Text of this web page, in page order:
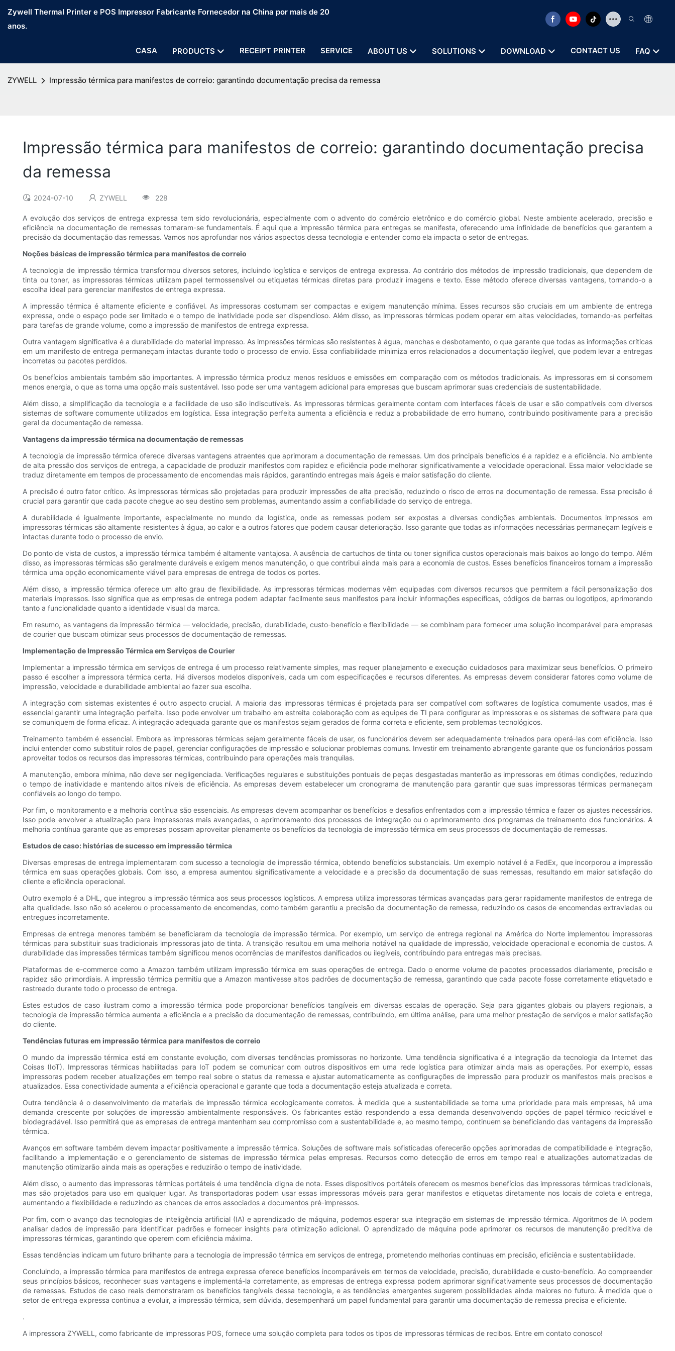
Zywell Thermal Printer e POS Impressor Fabricante Fornecedor na China por mais de 20
anos.
CASA PRODUCTS RECEIPT PRINTER SERVICE ABOUT US SOLUTIONS DOWNLOAD CONTACT US FAQ
ZYWELL Impressão térmica para manifestos de correio: garantindo documentação precisa da remessa
Impressão térmica para manifestos de correio: garantindo documentação precisa
da remessa
2024-07-10 ZYWELL 228
A evolução dos serviços de entrega expressa tem sido revolucionária, especialmente com o advento do comércio eletrônico e do comércio global. Neste ambiente acelerado, precisão e
eficiência na documentação de remessas tornaram-se fundamentais. É aqui que a impressão térmica para entregas se manifesta, oferecendo uma infinidade de benefícios que garantem a
precisão da documentação das remessas. Vamos nos aprofundar nos vários aspectos dessa tecnologia e entender como ela impacta o setor de entregas.
Noções básicas de impressão térmica para manifestos de correio
A tecnologia de impressão térmica transformou diversos setores, incluindo logística e serviços de entrega expressa. Ao contrário dos métodos de impressão tradicionais, que dependem de
tinta ou toner, as impressoras térmicas utilizam papel termossensível ou etiquetas térmicas diretas para produzir imagens e texto. Esse método oferece diversas vantagens, tornando-o a
escolha ideal para gerenciar manifestos de entrega expressa.
A impressão térmica é altamente eficiente e confiável. As impressoras costumam ser compactas e exigem manutenção mínima. Esses recursos são cruciais em um ambiente de entrega
expressa, onde o espaço pode ser limitado e o tempo de inatividade pode ser dispendioso. Além disso, as impressoras térmicas podem operar em altas velocidades, tornando-as perfeitas
para tarefas de grande volume, como a impressão de manifestos de entrega expressa.
Outra vantagem significativa é a durabilidade do material impresso. As impressões térmicas são resistentes à água, manchas e desbotamento, o que garante que todas as informações críticas
em um manifesto de entrega permaneçam intactas durante todo o processo de envio. Essa confiabilidade minimiza erros relacionados a documentação ilegível, que podem levar a entregas
incorretas ou pacotes perdidos.
Os benefícios ambientais também são importantes. A impressão térmica produz menos resíduos e emissões em comparação com os métodos tradicionais. As impressoras em si consomem
menos energia, o que as torna uma opção mais sustentável. Isso pode ser uma vantagem adicional para empresas que buscam aprimorar suas credenciais de sustentabilidade.
Além disso, a simplificação da tecnologia e a facilidade de uso são indiscutíveis. As impressoras térmicas geralmente contam com interfaces fáceis de usar e são compatíveis com diversos
sistemas de software comumente utilizados em logística. Essa integração perfeita aumenta a eficiência e reduz a probabilidade de erro humano, contribuindo positivamente para a precisão
geral da documentação de remessa.
Vantagens da impressão térmica na documentação de remessas
A tecnologia de impressão térmica oferece diversas vantagens atraentes que aprimoram a documentação de remessas. Um dos principais benefícios é a rapidez e a eficiência. No ambiente
de alta pressão dos serviços de entrega, a capacidade de produzir manifestos com rapidez e eficiência pode melhorar significativamente a velocidade operacional. Essa maior velocidade se
traduz diretamente em tempos de processamento de encomendas mais rápidos, garantindo entregas mais ágeis e maior satisfação do cliente.
A precisão é outro fator crítico. As impressoras térmicas são projetadas para produzir impressões de alta precisão, reduzindo o risco de erros na documentação de remessa. Essa precisão é
crucial para garantir que cada pacote chegue ao seu destino sem problemas, aumentando assim a confiabilidade do serviço de entrega.
A durabilidade é igualmente importante, especialmente no mundo da logística, onde as remessas podem ser expostas a diversas condições ambientais. Documentos impressos em
impressoras térmicas são altamente resistentes à água, ao calor e a outros fatores que podem causar deterioração. Isso garante que todas as informações necessárias permaneçam legíveis e
intactas durante todo o processo de envio.
Do ponto de vista de custos, a impressão térmica também é altamente vantajosa. A ausência de cartuchos de tinta ou toner significa custos operacionais mais baixos ao longo do tempo. Além
disso, as impressoras térmicas são geralmente duráveis ​​e exigem menos manutenção, o que contribui ainda mais para a economia de custos. Esses benefícios financeiros tornam a impressão
térmica uma opção economicamente viável para empresas de entrega de todos os portes.
Além disso, a impressão térmica oferece um alto grau de flexibilidade. As impressoras térmicas modernas vêm equipadas com diversos recursos que permitem a fácil personalização dos
materiais impressos. Isso significa que as empresas de entrega podem adaptar facilmente seus manifestos para incluir informações específicas, códigos de barras ou logotipos, aprimorando
tanto a funcionalidade quanto a identidade visual da marca.
Em resumo, as vantagens da impressão térmica — velocidade, precisão, durabilidade, custo-benefício e flexibilidade — se combinam para fornecer uma solução incomparável para empresas
de courier que buscam otimizar seus processos de documentação de remessas.
Implementação de Impressão Térmica em Serviços de Courier
Implementar a impressão térmica em serviços de entrega é um processo relativamente simples, mas requer planejamento e execução cuidadosos para maximizar seus benefícios. O primeiro
passo é escolher a impressora térmica certa. Há diversos modelos disponíveis, cada um com especificações e recursos diferentes. As empresas devem considerar fatores como volume de
impressão, velocidade e durabilidade ambiental ao fazer sua escolha.
A integração com sistemas existentes é outro aspecto crucial. A maioria das impressoras térmicas é projetada para ser compatível com softwares de logística comumente usados, mas é
essencial garantir uma integração perfeita. Isso pode envolver um trabalho em estreita colaboração com as equipes de TI para configurar as impressoras e os sistemas de software para que
se comuniquem de forma eficaz. A integração adequada garante que os manifestos sejam gerados de forma correta e eficiente, sem problemas tecnológicos.
Treinamento também é essencial. Embora as impressoras térmicas sejam geralmente fáceis de usar, os funcionários devem ser adequadamente treinados para operá-las com eficiência. Isso
inclui entender como substituir rolos de papel, gerenciar configurações de impressão e solucionar problemas comuns. Investir em treinamento abrangente garante que os funcionários possam
aproveitar todos os recursos das impressoras térmicas, contribuindo para operações mais tranquilas.
A manutenção, embora mínima, não deve ser negligenciada. Verificações regulares e substituições pontuais de peças desgastadas manterão as impressoras em ótimas condições, reduzindo
o tempo de inatividade e mantendo altos níveis de eficiência. As empresas devem estabelecer um cronograma de manutenção para garantir que suas impressoras térmicas permaneçam
confiáveis ​​ao longo do tempo.
Por fim, o monitoramento e a melhoria contínua são essenciais. As empresas devem acompanhar os benefícios e desafios enfrentados com a impressão térmica e fazer os ajustes necessários.
Isso pode envolver a atualização para impressoras mais avançadas, o aprimoramento dos processos de integração ou o aprimoramento dos programas de treinamento dos funcionários. A
melhoria contínua garante que as empresas possam aproveitar plenamente os benefícios da tecnologia de impressão térmica em seus processos de documentação de remessas.
Estudos de caso: histórias de sucesso em impressão térmica
Diversas empresas de entrega implementaram com sucesso a tecnologia de impressão térmica, obtendo benefícios substanciais. Um exemplo notável é a FedEx, que incorporou a impressão
térmica em suas operações globais. Com isso, a empresa aumentou significativamente a velocidade e a precisão da documentação de suas remessas, resultando em maior satisfação do
cliente e eficiência operacional.
Outro exemplo é a DHL, que integrou a impressão térmica aos seus processos logísticos. A empresa utiliza impressoras térmicas avançadas para gerar rapidamente manifestos de entrega de
alta qualidade. Isso não só acelerou o processamento de encomendas, como também garantiu a precisão da documentação de remessa, reduzindo os casos de encomendas extraviadas ou
entregues incorretamente.
Empresas de entrega menores também se beneficiaram da tecnologia de impressão térmica. Por exemplo, um serviço de entrega regional na América do Norte implementou impressoras
térmicas para substituir suas tradicionais impressoras jato de tinta. A transição resultou em uma melhoria notável na qualidade de impressão, velocidade operacional e economia de custos. A
durabilidade das impressões térmicas também significou menos ocorrências de manifestos danificados ou ilegíveis, contribuindo para entregas mais precisas.
Plataformas de e-commerce como a Amazon também utilizam impressão térmica em suas operações de entrega. Dado o enorme volume de pacotes processados ​​diariamente, precisão e
rapidez são primordiais. A impressão térmica permitiu que a Amazon mantivesse altos padrões de documentação de remessa, garantindo que cada pacote fosse corretamente etiquetado e
rastreado durante todo o processo de entrega.
Estes estudos de caso ilustram como a impressão térmica pode proporcionar benefícios tangíveis em diversas escalas de operação. Seja para gigantes globais ou players regionais, a
tecnologia de impressão térmica aumenta a eficiência e a precisão da documentação de remessas, contribuindo, em última análise, para uma melhor prestação de serviços e maior satisfação
do cliente.
Tendências futuras em impressão térmica para manifestos de correio
O mundo da impressão térmica está em constante evolução, com diversas tendências promissoras no horizonte. Uma tendência significativa é a integração da tecnologia da Internet das
Coisas (IoT). Impressoras térmicas habilitadas para IoT podem se comunicar com outros dispositivos em uma rede logística para otimizar ainda mais as operações. Por exemplo, essas
impressoras podem receber atualizações em tempo real sobre o status da remessa e ajustar automaticamente as configurações de impressão para produzir os manifestos mais precisos e
atualizados. Essa conectividade aumenta a eficiência operacional e garante que toda a documentação esteja atualizada e correta.
Outra tendência é o desenvolvimento de materiais de impressão térmica ecologicamente corretos. À medida que a sustentabilidade se torna uma prioridade para mais empresas, há uma
demanda crescente por soluções de impressão ambientalmente responsáveis. Os fabricantes estão respondendo a essa demanda desenvolvendo opções de papel térmico reciclável e
biodegradável. Isso permitirá que as empresas de entrega mantenham seu compromisso com a sustentabilidade e, ao mesmo tempo, continuem se beneficiando das vantagens da impressão
térmica.
Avanços em software também devem impactar positivamente a impressão térmica. Soluções de software mais sofisticadas oferecerão opções aprimoradas de compatibilidade e integração,
facilitando a implementação e o gerenciamento de sistemas de impressão térmica pelas empresas. Recursos como detecção de erros em tempo real e atualizações automatizadas de
manutenção otimizarão ainda mais as operações e reduzirão o tempo de inatividade.
Além disso, o aumento das impressoras térmicas portáteis é uma tendência digna de nota. Esses dispositivos portáteis oferecem os mesmos benefícios das impressoras térmicas tradicionais,
mas são projetados para uso em qualquer lugar. As transportadoras podem usar essas impressoras móveis para gerar manifestos e etiquetas diretamente nos locais de coleta e entrega,
aumentando a flexibilidade e reduzindo as chances de erros associados a documentos pré-impressos.
Por fim, com o avanço das tecnologias de inteligência artificial (IA) e aprendizado de máquina, podemos esperar sua integração em sistemas de impressão térmica. Algoritmos de IA podem
analisar dados de impressão para identificar padrões e fornecer insights para otimização adicional. O aprendizado de máquina pode aprimorar os recursos de manutenção preditiva de
impressoras térmicas, garantindo que operem com eficiência máxima.
Essas tendências indicam um futuro brilhante para a tecnologia de impressão térmica em serviços de entrega, prometendo melhorias contínuas em precisão, eficiência e sustentabilidade.
Concluindo, a impressão térmica para manifestos de entrega expressa oferece benefícios incomparáveis ​​em termos de velocidade, precisão, durabilidade e custo-benefício. Ao compreender
seus princípios básicos, reconhecer suas vantagens e implementá-la corretamente, as empresas de entrega expressa podem aprimorar significativamente seus processos de documentação
de remessas. Estudos de caso reais demonstraram os benefícios tangíveis dessa tecnologia, e as tendências emergentes sugerem possibilidades ainda maiores no futuro. À medida que o
setor de entrega expressa continua a evoluir, a impressão térmica, sem dúvida, desempenhará um papel fundamental para garantir uma documentação de remessa precisa e eficiente.
.
A impressora ZYWELL, como fabricante de impressoras POS, fornece uma solução completa para todos os tipos de impressoras térmicas de recibos. Entre em contato conosco!